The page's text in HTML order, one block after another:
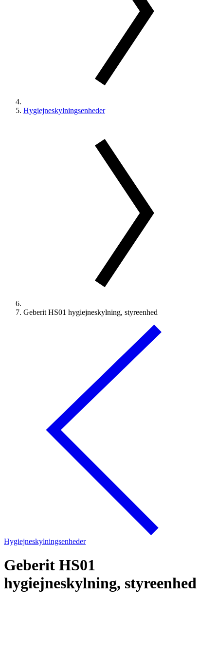
Hygiejneskylningsenheder
Geberit HS01 hygiejneskylning, styreenhed
Hygiejneskylningsenheder
Geberit HS01
hygiejneskylning, styreenhed